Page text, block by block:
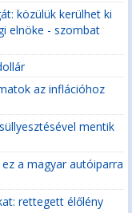
közülük kerülhet ki
elnöke - szombat
az inflációhoz
mentik
a magyar autóiparra
rettegett élőlény